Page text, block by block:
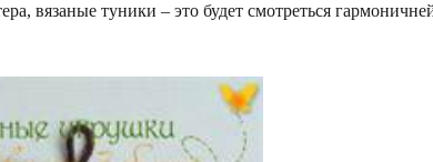
вязаные туники – это будет смотреться